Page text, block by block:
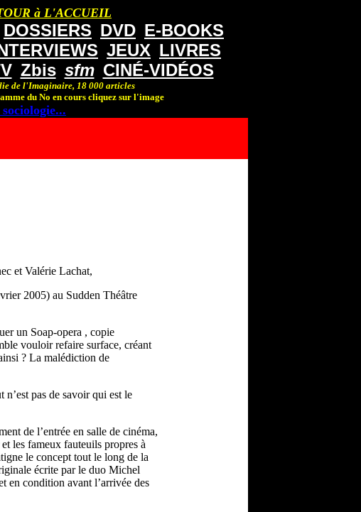
à L'ACCUEIL
DOSSIERS DVD E-BOOKS
JEUX LIVRES
Zbis sfm CINÉ-VIDÉOS
de l'Imaginaire, 18 000 articles
du No en cours cliquez sur l'image
et Valérie Lachat,
2005) au Sudden Théâtre
un Soap-opera , copie
vouloir refaire surface, créant
? La malédiction de
pas de savoir qui est le
de l’entrée en salle de cinéma,
les fameux fauteuils propres à
le concept tout le long de la
écrite par le duo Michel
condition avant l’arrivée des